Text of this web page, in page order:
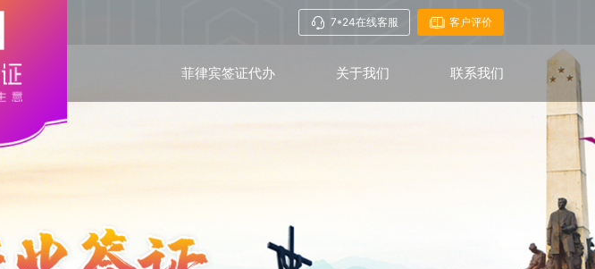
7*24在线客服 客户评价
菲律宾签证代办 关于我们 联系我们